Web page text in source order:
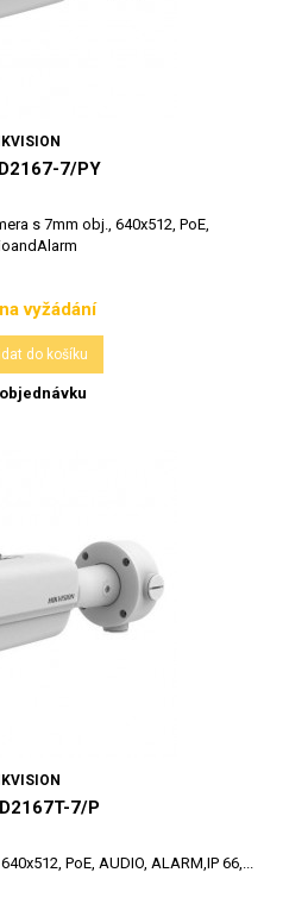
7/PY
s 7mm obj., 640x512, PoE,
Cena
vyžádání
do košíku
7/P
PoE, AUDIO, ALARM,IP 66,...